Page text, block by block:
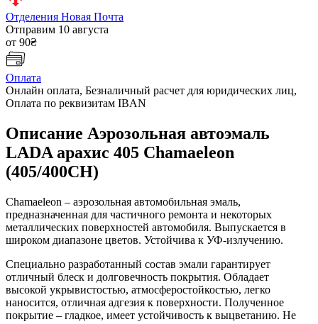
Отделения Новая Почта
Отправим 10 августа
от 90₴
Оплата
Онлайн оплата, Безналичный расчет для юридических лиц,
Оплата по реквизитам IBAN
Описание Аэрозольная автоэмаль
LADA арахис 405 Chamaeleon
(405/400CH)
Chamaeleon – аэрозольная автомобильная эмаль,
предназначенная для частичного ремонта и некоторых
металлических поверхностей автомобиля. Выпускается в
широком диапазоне цветов. Устойчива к УФ-излучению.
Специально разработанный состав эмали гарантирует
отличный блеск и долговечность покрытия. Обладает
высокой укрывистостью, атмосферостойкостью, легко
наносится, отличная адгезия к поверхности. Полученное
покрытие – гладкое, имеет устойчивость к выцветанию. Не